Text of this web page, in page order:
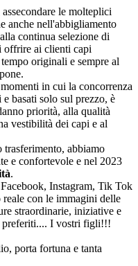
le molteplici
anche nell'abbigliamento
continua selezione di
offrire ai clienti capi
originali e sempre al
in cui la concorrenza
basati solo sul prezzo, è
priorità, alla qualità
vestibilità dei capi e al
abbiamo
e confortevole e nel 2023
.
Instagram, Tik Tok
reale con le immagini delle
straordinarie, iniziative e
preferiti.... I vostri figli!!!
porta fortuna e tanta